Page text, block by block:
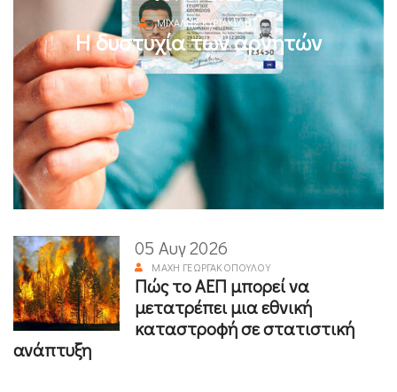
ΜΙΧΆΛΗΣ ΚΥΡΙΑΚΊΔΗΣ
Η δυστυχία των αρνητών
05 Αυγ 2026
ΜΆΧΗ ΓΕΩΡΓΑΚΟΠΟΎΛΟΥ
Πώς το ΑΕΠ μπορεί να
μετατρέπει μια εθνική
καταστροφή σε στατιστική
ανάπτυξη